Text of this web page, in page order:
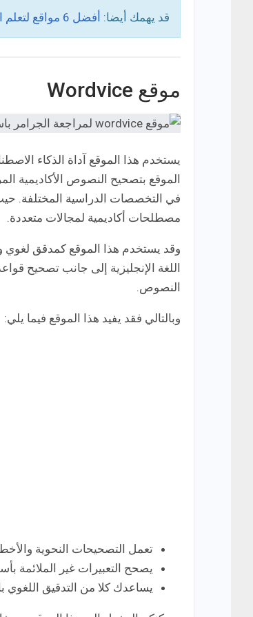
قد يهمك أيضا: أفضل 6 مواقع لتعلم اللغة الإنجليزية عبر الفيديوهات اون لاين
موقع Wordvice
يستخدم هذا الموقع آداة الذكاء
الموقع بتصحيح النصوص الأكاديمية
في التخصصات الدراسية المختلفة.
مصطلحات أكاديمية لمجالات متعددة.
وقد يستخدم هذا الموقع كمدقق لغوي
اللغة الإنجليزية إلى جانب تصحيح
النصوص.
وبالتالي فقد يفيد هذا الموقع فيما يلي:
تعمل التصحيحات النحوية
يصحح التعبيرات غير الملائمة
يساعدك كلا من التدقيق